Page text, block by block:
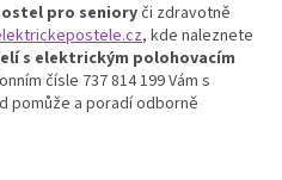
pro senioryči zdravotně
, kde naleznete
s elektrickým polohovacím
čísle 737 814 199 Vám s
pomůže a poradí odborně